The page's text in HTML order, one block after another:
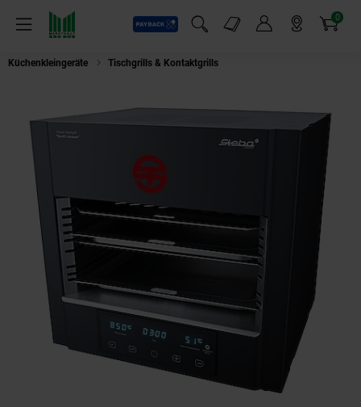
Menü
Payback
Suchfeld einblenden
Markt-Angebote 0
Artikel
Küchenkleingeräte Tischgrills & Kontaktgrills